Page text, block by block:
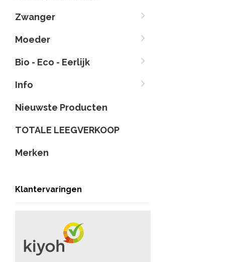
Zwanger
Moeder
Bio - Eco - Eerlijk
Info
Nieuwste Producten
TOTALE LEEGVERKOOP
Merken
Klantervaringen